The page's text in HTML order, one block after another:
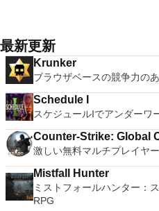
ューターへのログインに使
ードを入力するだけです。 WIN 7,8,8.1,10をサポートしま
す。 VNC ViewerのMacバージョンをお探しですか？ここから
ダウンロード
Haswell CPU support.
16 vCPUs, 8TB virtual
IPv6 Support - IPv6-to-IPv4
Machine Video Memory -
USB 3.0, Bluetooth, HD
High Resolution Displays -
who are a little skeptical
Windows 10. By utilizing an
all of Windows 10's new
environment, without the
VMware Workstation Pro
you can also install Linux
remote Telnet or SSH
that is easy to work with.
time to wrap your head around and is also very
system resources. So, if
which is easy to master and supports
host connections then Tera
主な機能は次のとおりです。 1台のPCで複数のオペレーティ
ングシステムを同時に実行
題なしに、事前構成された
ホストコンピューターと仮
32ビットと64ビットの両方
way Virtual SMPを活用しま
とイメージを使用します。
ン間でデータを共有します
レーティングシステムのサポート。 USB 2.0デバ
ト。 起動時にアプライアン
ームページインターフェイ
セスできます。 VMware Playerは、Microsoft Virtual Server仮
想マシンまたはMicrosoft
最新更新
Krunker
ブラウザベースの競争力の
Schedule I
スケジュールIでアンダーワ
Counter-Strike: Global
激しい無料マルチプレイヤ
Mistfall Hunter
ミストフォールハンター：
RPG